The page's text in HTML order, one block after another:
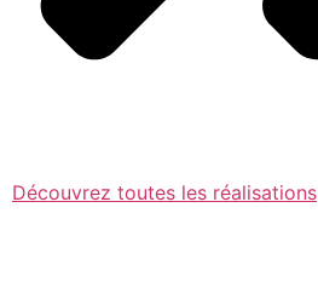
Découvrez toutes les réalisations